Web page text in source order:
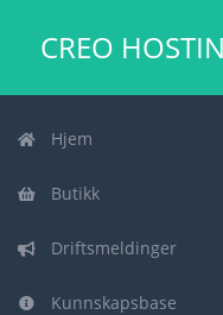
CREO
Hjem
Butikk
Driftsmeldinger
Kunnskapsbase